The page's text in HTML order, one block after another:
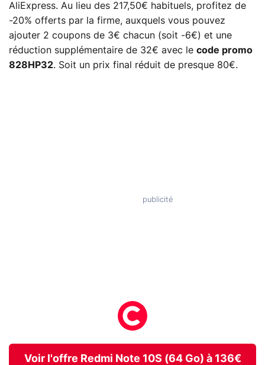
AliExpress. Au lieu des 217,50€ habituels, profitez de
-20% offerts par la firme, auxquels vous pouvez
ajouter 2 coupons de 3€ chacun (soit -6€) et une
réduction supplémentaire de 32€ avec le code promo
828HP32. Soit un prix final réduit de presque 80€.
Voir l'offre Redmi Note 10S (64 Go) à 136€